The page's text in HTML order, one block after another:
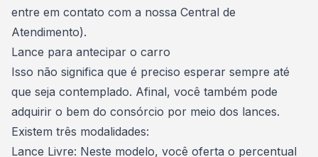
entre em contato com a nossa Central de
Atendimento).
Lance para antecipar o carro
Isso não significa que é preciso esperar sempre até
que seja contemplado. Afinal, você também pode
adquirir o bem do consórcio por meio dos lances.
Existem três modalidades:
Lance Livre: Neste modelo, você oferta o percentual